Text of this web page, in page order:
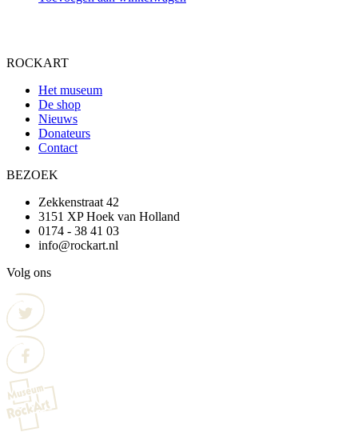
ROCKART
Het museum
De shop
Nieuws
Donateurs
Contact
BEZOEK
Zekkenstraat 42
3151 XP Hoek van Holland
0174 - 38 41 03
info@rockart.nl
Volg ons